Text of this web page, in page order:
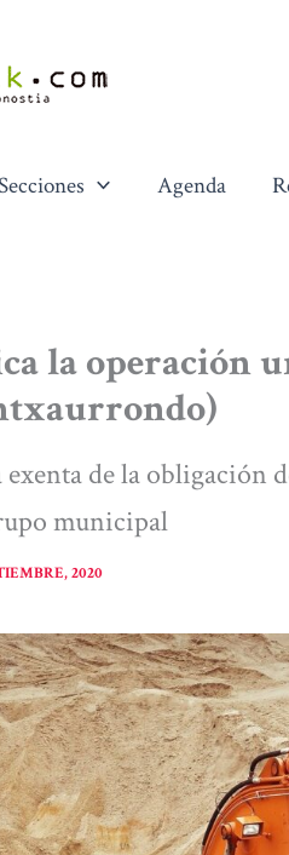
Agenda
la operación
de la obligación
municipal
2020